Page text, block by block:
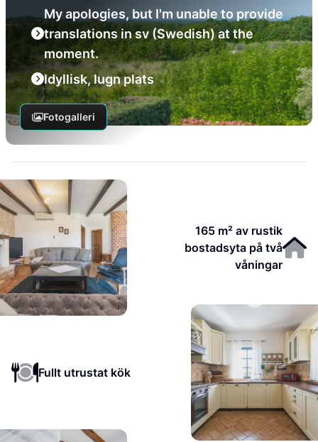
My apologies, but I'm unable to provide
translations in sv (Swedish) at the
moment.
Idyllisk, lugn plats
Fotogalleri
165 m² av rustik
bostadsyta på två
våningar
Fullt utrustat kök